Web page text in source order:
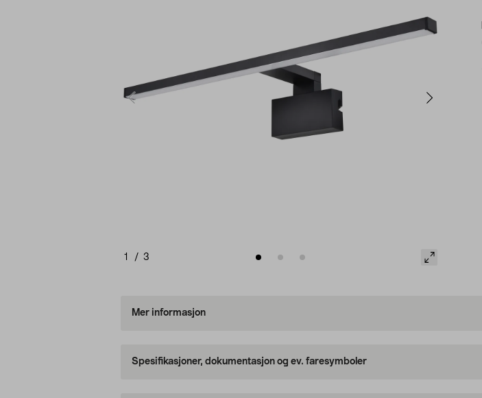
1 / 3
Mer informasjon
Spesifikasjoner, dokumentasjon og ev. faresymboler